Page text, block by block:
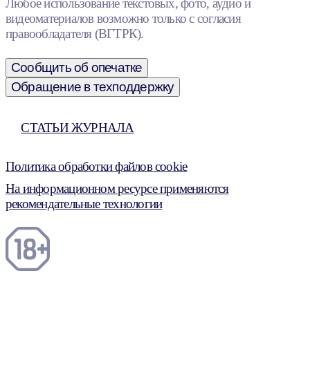
Любое использование текстовых, фото, аудио и
видеоматериалов возможно только с согласия
правообладателя (ВГТРК).
Сообщить об опечатке
Обращение в техподдержку
СТАТЬИ ЖУРНАЛА
Политика обработки файлов cookie
На информационном ресурсе применяются
рекомендательные технологии